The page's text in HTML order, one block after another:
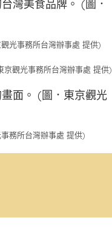
光事務所台灣辦事處 提供)
京觀光事務所台灣辦事處 提供)
務所台灣辦事處 提供)